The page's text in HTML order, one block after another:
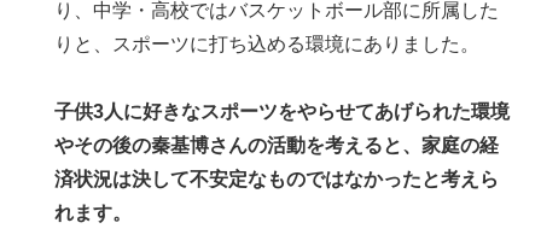
り、中学・高校ではバスケットボール部に所属した
りと、スポーツに打ち込める環境にありました。
子供3人に好きなスポーツをやらせてあげられた環境
やその後の秦基博さんの活動を考えると、家庭の経
済状況は決して不安定なものではなかったと考えら
れます。